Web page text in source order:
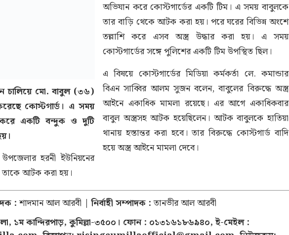
চালিয়ে মো. বাবুল (৩৬)
কোস্টগার্ড। এ সময়
করে একটি বন্দুক ও দুটি
হরনী ইউনিয়নের
তাকে আটক করা হয়।
অভিযান করে কোস্টগার্ডের একটি টিম। এ সময় বাবুলকে
তার বাড়ি থেকে আটক করা হয়। পরে ঘরের বিভিন্ন অংশে
তল্লাশি করে এসব অস্ত্র উদ্ধার করা হয়। এ সময়
কোস্টগার্ডের সঙ্গে পুলিশের একটি টিম উপস্থিত ছিল।
এ বিষয়ে কোস্টগার্ডের মিডিয়া কর্মকর্তা লে. কমান্ডার
বিএন সাব্বির আলম সুজন বলেন, বাবুলের বিরুদ্ধে অস্ত্র
আইনে একাধিক মামলা রয়েছে। এর আগে একাধিকবার
বাবুল অস্ত্রসহ আটক হয়েছিলেন। আটক বাবুলকে হাতিয়া
থানায় হস্তান্তর করা হবে। তার বিরুদ্ধে কোস্টগার্ড বাদি
হয়ে অস্ত্র আইনে মামলা দেবে।
: শাদমান আল আরবী | নির্বাহী সম্পাদক :তানভীর আল আরবী
১ম কান্দিরপাড়, কুমিল্লা-৩৫০০। ফোন : ০১৩১৬১৮৬৯৪০, ই-মেইল :